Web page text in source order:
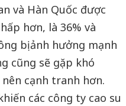
và Hàn Quốc được
hơn, là 36% và
bị ảnh hưởng mạnh
cũng sẽ gặp khó
cạnh tranh hơn.
các công ty cao su